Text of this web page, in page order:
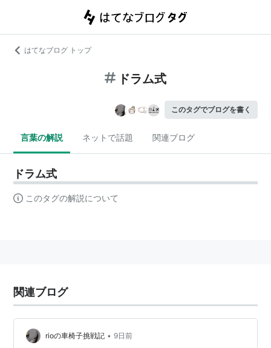
はてなブログ トップ
ドラム式
このタグでブログを書く
言葉の解説 ネットで話題 関連ブログ
ドラム式
このタグの解説について
関連ブログ
rioの車椅子挑戦記 • 9日前